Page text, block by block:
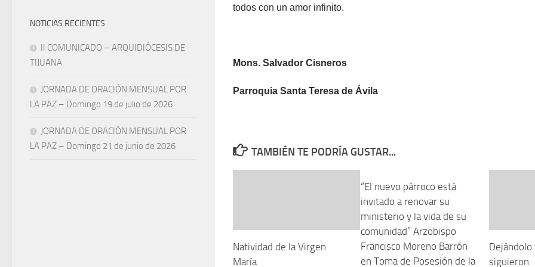
todos con un amor infinito.
Mons. Salvador Cisneros
Parroquia Santa Teresa de Ávila
TAMBIÉN TE PODRÍA GUSTAR...
Natividad de la Virgen
María
“El nuevo párroco está
invitado a renovar su
ministerio y la vida de su
comunidad” Arzobispo
Francisco Moreno Barrón
en Toma de Posesión de la
Dejándolo
siguieron
NOTICIAS RECIENTES
II COMUNICADO – ARQUIDIÓCESIS DE
TIJUANA
JORNADA DE ORACIÓN MENSUAL POR
LA PAZ – Domingo 19 de julio de 2026
JORNADA DE ORACIÓN MENSUAL POR
LA PAZ – Domingo 21 de junio de 2026